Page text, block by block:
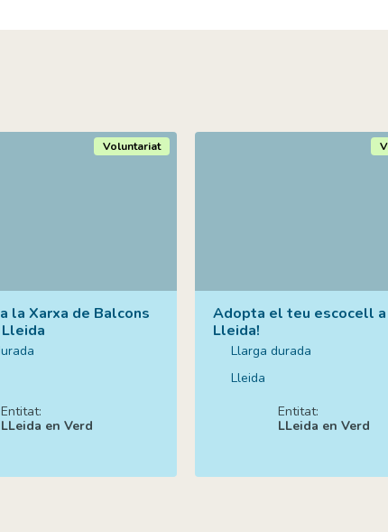
la Xarxa de Balcons
Voluntariat
Entitat:
LLeida en Verd
Adopta el teu escocell a
Lleida!
Llarga durada
Lleida
Entitat:
LLeida en Verd